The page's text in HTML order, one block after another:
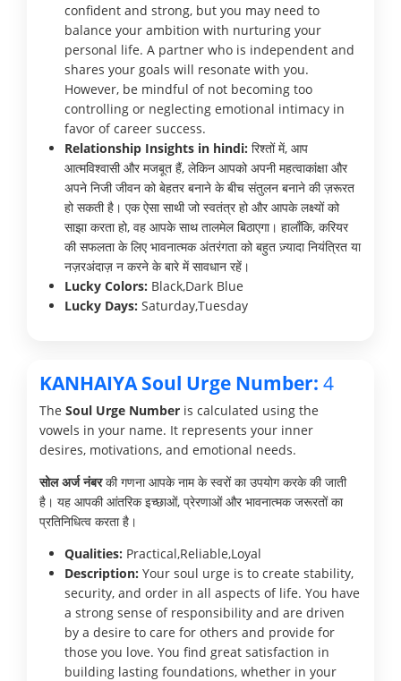
confident and strong, but you may need to
balance your ambition with nurturing your
personal life. A partner who is independent and
shares your goals will resonate with you.
However, be mindful of not becoming too
controlling or neglecting emotional intimacy in
favor of career success.
Relationship Insights in hindi: रिश्तों में, आप
आत्मविश्वासी और मजबूत हैं, लेकिन आपको अपनी महत्वाकांक्षा और
अपने निजी जीवन को बेहतर बनाने के बीच संतुलन बनाने की ज़रूरत
हो सकती है। एक ऐसा साथी जो स्वतंत्र हो और आपके लक्ष्यों को
साझा करता हो, वह आपके साथ तालमेल बिठाएगा। हालाँकि, करियर
की सफलता के लिए भावनात्मक अंतरंगता को बहुत ज़्यादा नियंत्रित या
नज़रअंदाज़ न करने के बारे में सावधान रहें।
Lucky Colors: Black,Dark Blue
Lucky Days: Saturday,Tuesday
KANHAIYA Soul Urge Number: 4
The Soul Urge Number is calculated using the
vowels in your name. It represents your inner
desires, motivations, and emotional needs.
सोल अर्ज नंबरकी गणना आपके नाम के स्वरों का उपयोग करके की जाती
है। यह आपकी आंतरिक इच्छाओं, प्रेरणाओं और भावनात्मक जरूरतों का
प्रतिनिधित्व करता है।
Qualities: Practical,Reliable,Loyal
Description: Your soul urge is to create stability,
security, and order in all aspects of life. You have
a strong sense of responsibility and are driven
by a desire to care for others and provide for
those you love. You find great satisfaction in
building lasting foundations, whether in your